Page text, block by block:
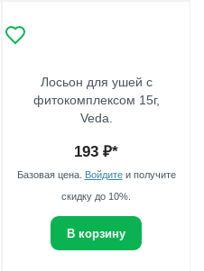
Лосьон для ушей с
фитокомплексом 15г,
Veda.
193 ₽*
Базовая цена. Войдитеи получите
скидку до 10%.
В корзину